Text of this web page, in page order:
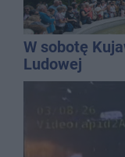
W sobotę
Ludowej